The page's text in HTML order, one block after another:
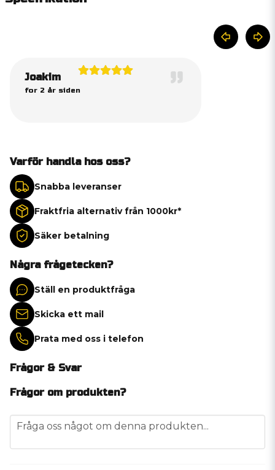
Joakim
for 2 år siden
Varför handla hos oss?
Snabba leveranser
Fraktfria alternativ från 1000kr*
Säker betalning
Några frågetecken?
Ställ en produktfråga
Skicka ett mail
Prata med oss i telefon
Frågor & Svar
Frågor om produkten?
question
Fråga oss något om denna produkten...